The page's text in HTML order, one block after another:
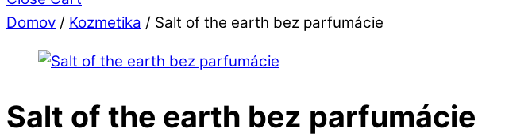
Domov / Kozmetika / Salt of the earth bez parfumácie
Salt of the earth bez parfumácie